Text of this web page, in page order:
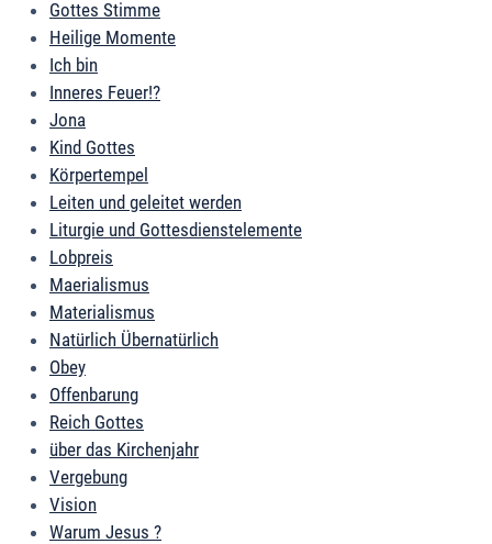
Gottes Stimme
Heilige Momente
Ich bin
Inneres Feuer!?
Jona
Kind Gottes
Körpertempel
Leiten und geleitet werden
Liturgie und Gottesdienstelemente
Lobpreis
Maerialismus
Materialismus
Natürlich Übernatürlich
Obey
Offenbarung
Reich Gottes
über das Kirchenjahr
Vergebung
Vision
Warum Jesus ?